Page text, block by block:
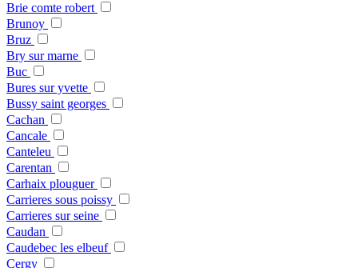
Brie comte robert
Brunoy
Bruz
Bry sur marne
Buc
Bures sur yvette
Bussy saint georges
Cachan
Cancale
Canteleu
Carentan
Carhaix plouguer
Carrieres sous poissy
Carrieres sur seine
Caudan
Caudebec les elbeuf
Cergy